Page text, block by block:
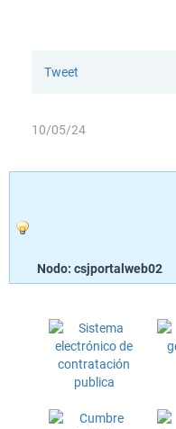
Tweet
10/05/24
Nodo: csjportalweb02